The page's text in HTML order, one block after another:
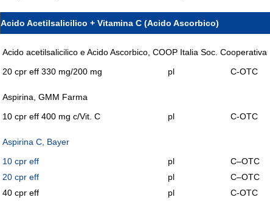
Acido Acetilsalicilico + Vitamina C (Acido Ascorbico)
Acido acetilsalicilico e Acido Ascorbico, COOP Italia Soc. Cooperativa
20 cpr eff 330 mg/200 mg
pl C-OTC
Aspirina, GMM Farma
10 cpr eff 400 mg c/Vit. C
pl C-OTC
Aspirina C, Bayer
10 cpr eff
pl
C–OTC
20 cpr eff
pl
C–OTC
40 cpr eff
pl
C-OTC